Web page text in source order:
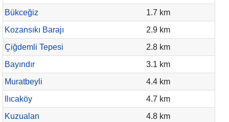
Bükceğiz
1.7 km
Kozansıkı Barajı
2.9 km
Çiğdemli Tepesi
2.8 km
Bayındır
3.1 km
Muratbeyli
4.4 km
Ilıcaköy
4.7 km
Kuzualan
4.8 km